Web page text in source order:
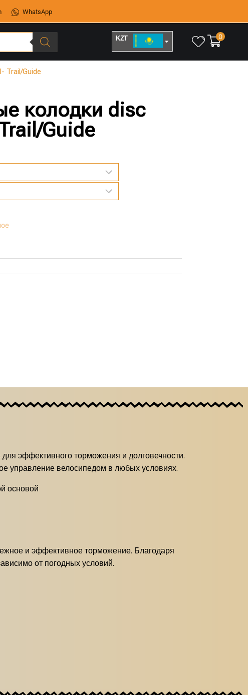
WhatsApp
KZT 0
Trail/Guide
колодки disc
Guide
эффективного торможения и долговечности.
управление велосипедом в любых условиях.
основой
и эффективное торможение. Благодаря
от погодных условий.